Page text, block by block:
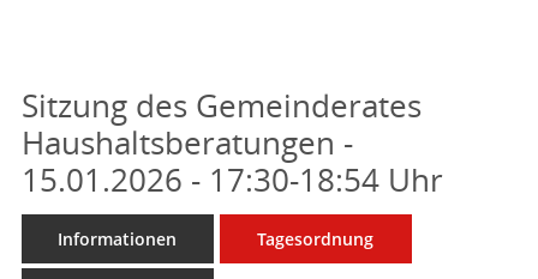
Sitzung des Gemeinderates
Haushaltsberatungen -
15.01.2026 - 17:30-18:54 Uhr
Informationen Tagesordnung